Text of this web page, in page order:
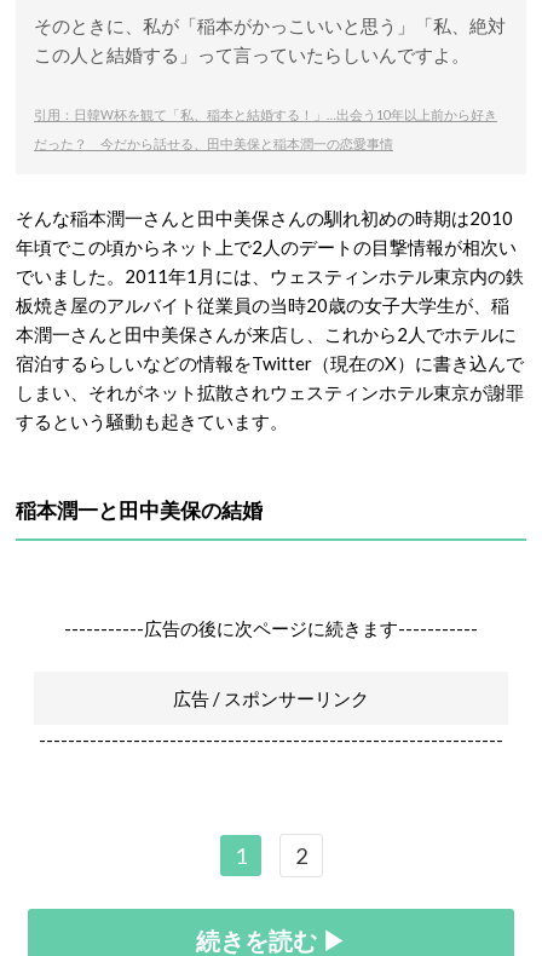
そのときに、私が「稲本がかっこいいと思う」「私、絶対
この人と結婚する」って言っていたらしいんですよ。
引用：日韓W杯を観て「私、稲本と結婚する！」…出会う10年以上前から好き
だった？ 今だから話せる、田中美保と稲本潤一の恋愛事情
そんな稲本潤一さんと田中美保さんの馴れ初めの時期は2010
年頃でこの頃からネット上で2人のデートの目撃情報が相次い
でいました。2011年1月には、ウェスティンホテル東京内の鉄
板焼き屋のアルバイト従業員の当時20歳の女子大学生が、稲
本潤一さんと田中美保さんが来店し、これから2人でホテルに
宿泊するらしいなどの情報をTwitter（現在のX）に書き込んで
しまい、それがネット拡散されウェスティンホテル東京が謝罪
するという騒動も起きています。
稲本潤一と田中美保の結婚
-----------広告の後に次ページに続きます-----------
広告 / スポンサーリンク
----------------------------------------------------------------
1 2
続きを読む ▶